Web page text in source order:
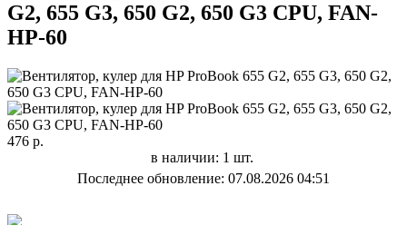
G2, 655 G3, 650 G2, 650 G3 CPU, FAN-
HP-60
476 р.
в наличии: 1 шт.
Последнее обновление: 07.08.2026 04:51